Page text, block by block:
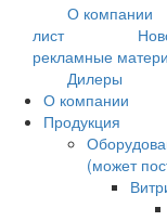
О компании
лист
рекламные
Дилеры
О компании
Продукция
(может